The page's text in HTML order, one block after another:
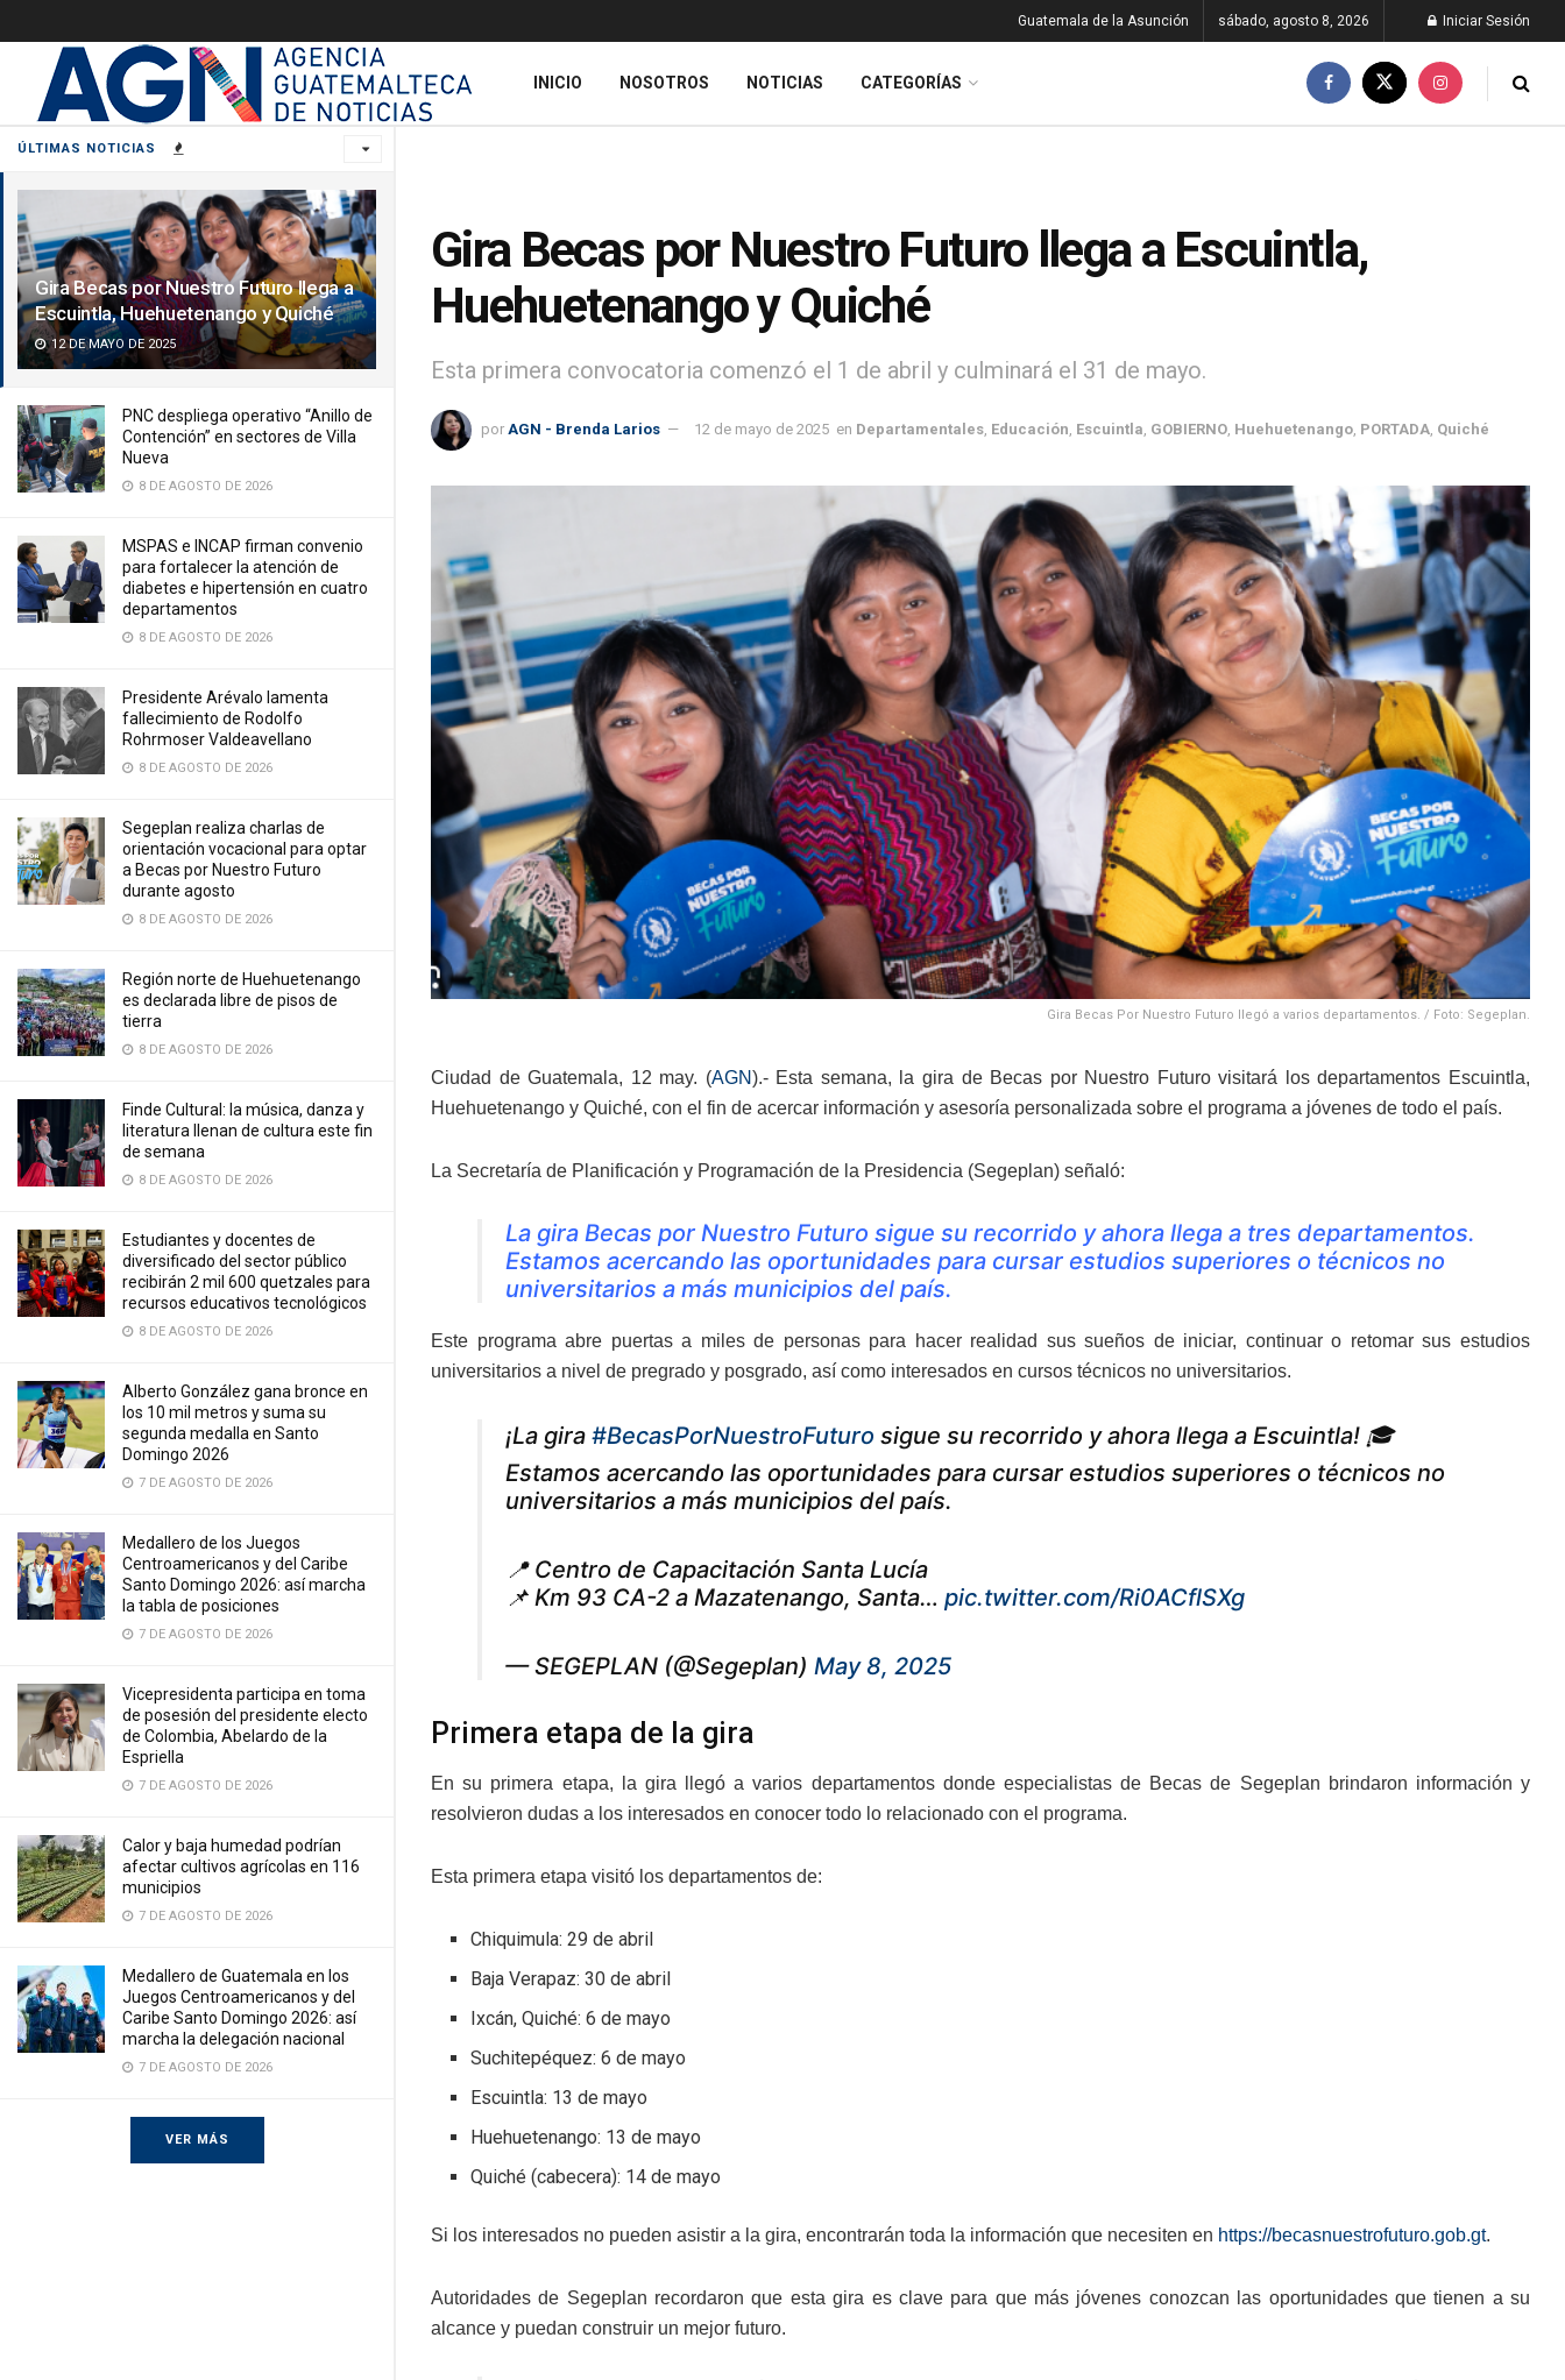
ÚLTIMAS NOTICIAS
Gira Becas por Nuestro Futuro llega a
Escuintla, Huehuetenango y Quiché
12 DE MAYO DE 2025
PNC despliega operativo “Anillo de
Contención” en sectores de Villa
Nueva
8 DE AGOSTO DE 2026
MSPAS e INCAP firman convenio
para fortalecer la atención de
diabetes e hipertensión en cuatro
departamentos
8 DE AGOSTO DE 2026
Presidente Arévalo lamenta
fallecimiento de Rodolfo
Rohrmoser Valdeavellano
8 DE AGOSTO DE 2026
Segeplan realiza charlas de
orientación vocacional para optar
a Becas por Nuestro Futuro
durante agosto
8 DE AGOSTO DE 2026
Región norte de Huehuetenango
es declarada libre de pisos de
tierra
8 DE AGOSTO DE 2026
Finde Cultural: la música, danza y
literatura llenan de cultura este fin
de semana
8 DE AGOSTO DE 2026
Estudiantes y docentes de
diversificado del sector público
recibirán 2 mil 600 quetzales para
recursos educativos tecnológicos
8 DE AGOSTO DE 2026
Alberto González gana bronce en
los 10 mil metros y suma su
segunda medalla en Santo
Domingo 2026
7 DE AGOSTO DE 2026
Medallero de los Juegos
Centroamericanos y del Caribe
Santo Domingo 2026: así marcha
la tabla de posiciones
7 DE AGOSTO DE 2026
Vicepresidenta participa en toma
de posesión del presidente electo
de Colombia, Abelardo de la
Espriella
7 DE AGOSTO DE 2026
Calor y baja humedad podrían
afectar cultivos agrícolas en 116
municipios
7 DE AGOSTO DE 2026
Medallero de Guatemala en los
Juegos Centroamericanos y del
Caribe Santo Domingo 2026: así
marcha la delegación nacional
7 DE AGOSTO DE 2026
VER MÁS
Guatemala de la Asunción sábado, agosto 8, 2026 Iniciar Sesión
INICIO NOSOTROS NOTICIAS CATEGORÍAS
Gira Becas por Nuestro Futuro llega a Escuintla,
Huehuetenango y Quiché
Esta primera convocatoria comenzó el 1 de abril y culminará el 31 de mayo.
por AGN - Brenda Larios 12 de mayo de 2025 en Departamentales Educación Escuintla GOBIERNO Huehuetenango PORTADA Quiché
Gira Becas Por Nuestro Futuro llegó a varios departamentos. / Foto: Segeplan.
Ciudad de Guatemala, 12 may. (AGN).- Esta semana, la gira de Becas por Nuestro Futuro visitará los departamentos Escuintla,
Huehuetenango y Quiché, con el fin de acercar información y asesoría personalizada sobre el programa a jóvenes de todo el país.
La Secretaría de Planificación y Programación de la Presidencia (Segeplan) señaló:
La gira Becas por Nuestro Futuro sigue su recorrido y ahora llega a tres departamentos.
Estamos acercando las oportunidades para cursar estudios superiores o técnicos no
universitarios a más municipios del país.
Este programa abre puertas a miles de personas para hacer realidad sus sueños de iniciar, continuar o retomar sus estudios
universitarios a nivel de pregrado y posgrado, así como interesados en cursos técnicos no universitarios.
¡La gira #BecasPorNuestroFuturo sigue su recorrido y ahora llega a Escuintla! 🎓
Estamos acercando las oportunidades para cursar estudios superiores o técnicos no
universitarios a más municipios del país.
📍 Centro de Capacitación Santa Lucía
📌 Km 93 CA-2 a Mazatenango, Santa… pic.twitter.com/Ri0ACflSXg
— SEGEPLAN (@Segeplan) May 8, 2025
Primera etapa de la gira
En su primera etapa, la gira llegó a varios departamentos donde especialistas de Becas de Segeplan brindaron información y
resolvieron dudas a los interesados en conocer todo lo relacionado con el programa.
Esta primera etapa visitó los departamentos de:
Chiquimula: 29 de abril
Baja Verapaz: 30 de abril
Ixcán, Quiché: 6 de mayo
Suchitepéquez: 6 de mayo
Escuintla: 13 de mayo
Huehuetenango: 13 de mayo
Quiché (cabecera): 14 de mayo
Si los interesados no pueden asistir a la gira, encontrarán toda la información que necesiten en https://becasnuestrofuturo.gob.gt.
Autoridades de Segeplan recordaron que esta gira es clave para que más jóvenes conozcan las oportunidades que tienen a su
alcance y puedan construir un mejor futuro.